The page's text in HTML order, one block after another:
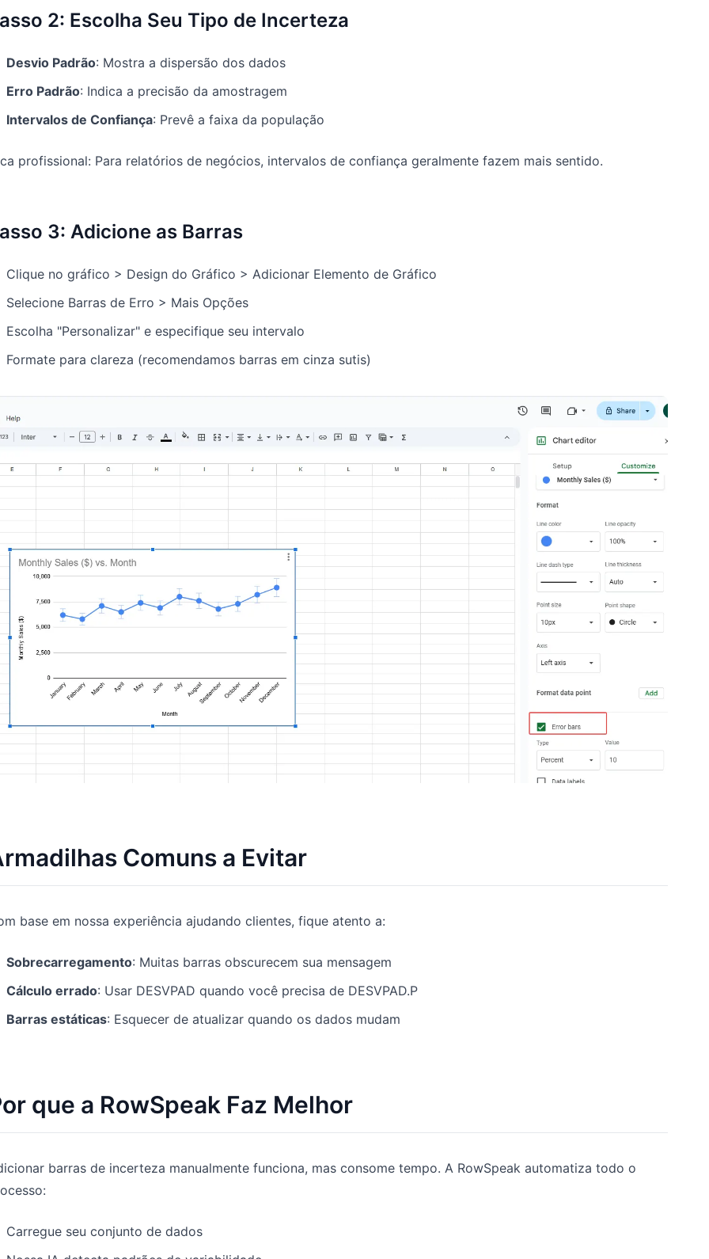
2: Escolha Seu Tipo de Incerteza
Desvio Padrão: Mostra a dispersão dos dados
Erro Padrão: Indica a precisão da amostragem
Intervalos de Confiança: Prevê a faixa da população
profissional: Para relatórios de negócios, intervalos de confiança geralmente fazem mais sentido.
3: Adicione as Barras
Clique no gráfico > Design do Gráfico > Adicionar Elemento de Gráfico
Selecione Barras de Erro > Mais Opções
Escolha "Personalizar" e especifique seu intervalo
Formate para clareza (recomendamos barras em cinza sutis)
Comuns a Evitar
base em nossa experiência ajudando clientes, fique atento a:
Sobrecarregamento: Muitas barras obscurecem sua mensagem
Cálculo errado: Usar DESVPAD quando você precisa de DESVPAD.P
Barras estáticas: Esquecer de atualizar quando os dados mudam
que a RowSpeak Faz Melhor
barras de incerteza manualmente funciona, mas consome tempo. A RowSpeak automatiza todo o
Carregue seu conjunto de dados